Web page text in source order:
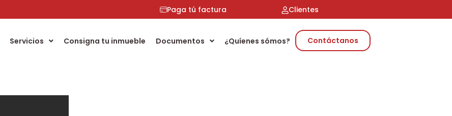
Paga tú factura Clientes
Servicios Consigna tu inmueble Documentos ¿Quíenes sómos? Contáctanos